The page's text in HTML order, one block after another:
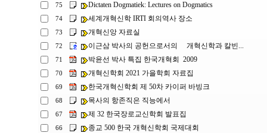
75 Dictaten Dogmatiek: Lectures on Dogmatics
74 세계개혁신학 IRTI 회의역사 장소
73 개혁신앙 자료실
72 이근삼 박사의 공헌으로서의 개혁신학과 칼빈...
71 박윤선 박사 특집 한국개혁회 2009
70 개혁신학회 2021 가을학회 자료집
69 한국개혁신학회 제 50차 카이퍼 바빙크
68 목사의 항존직은 직능에서
67 제 32 한국장로교신학회 발표집
66 종교 500 한국 개혁신학회 국제대회